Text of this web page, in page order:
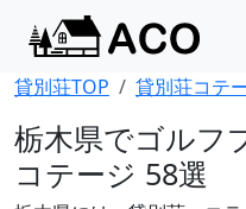
貸別荘TOP 貸別荘コテ
栃木県でゴルフ
コテージ 58選